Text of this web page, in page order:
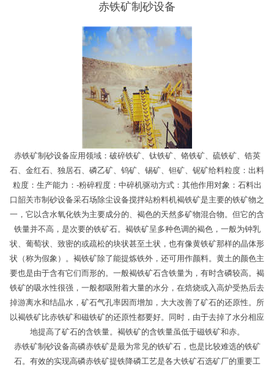
赤铁矿制砂设备
赤铁矿制砂设备应用领域：破碎铁矿、钛铁矿、铬铁矿、硫铁矿、锆英
石、金红石、独居石、磷乙矿、钨矿、锡矿、钽矿、铌矿给料粒度：出料
粒度：生产能力：-粉碎程度：中碎机驱动方式：其他作用对象：石料出
口韶关市制砂设备采石场除尘设备搅拌站粉料机褐铁矿是主要的铁矿物之
一，它以含水氧化铁为主要成分的、褐色的天然多矿物混合物。但它的含
铁量并不高，是次要的铁矿石。褐铁矿呈多种色调的褐色，一般为钟乳
状、葡萄状、致密的或疏松的块状甚至土状，也有像黄铁矿那样的晶体形
状（称为假象）。褐铁矿除了能提炼铁外，还可用作颜料。黄土的颜色主
要也是由于含有它们而形的。一般褐铁矿石含铁量为，有时含磷较高。褐
铁矿的吸水性很强，一般都吸附着大量的水分，在焙烧或入高炉受热后去
掉游离水和结晶水，矿石气孔率因而增加，大大改善了矿石的还原性。所
以褐铁矿比赤铁矿和磁铁矿的还原性都要好。同时，由于去掉了水分相应
地提高了矿石的含铁量。褐铁矿的含铁量虽低于磁铁矿和赤。
赤铁矿制砂设备高磷赤铁矿是最为常见的铁矿石，也是比较难选的铁矿
石。有效的实现高磷赤铁矿提铁降磷工艺是各大铁矿石选矿厂的重要工